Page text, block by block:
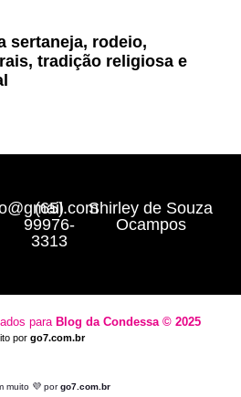
sertaneja, rodeio,
tradição religiosa e
(65)
99976-
3313
Shirley de Souza
Ocampos
paraBlog da Condessa ⁠© 2025
por go7.com.br
muito 💜 porgo7.com.br